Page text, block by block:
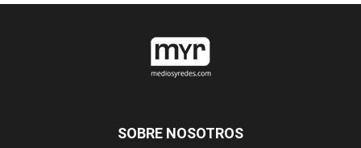
SOBRE NOSOTROS